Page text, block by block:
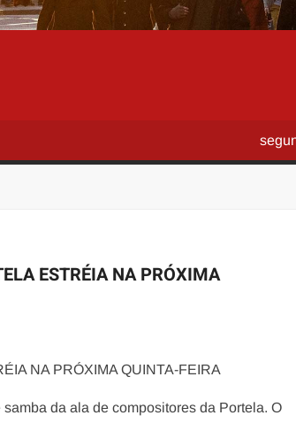
ESTRÉIA NA PRÓXIMA
NA PRÓXIMA QUINTA-FEIRA
da ala de compositores da Portela. O